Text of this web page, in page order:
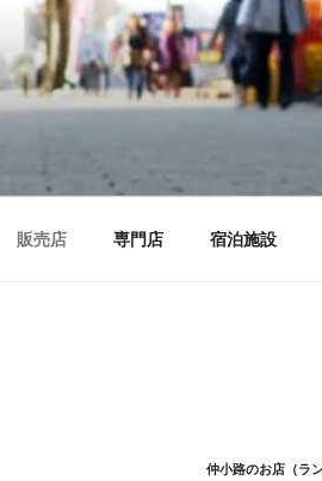
販売店 専門店 宿泊施設
仲小路のお店（ラ